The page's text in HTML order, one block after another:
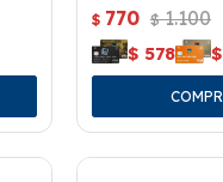
$ 770 $ 1.100
$ 578 $